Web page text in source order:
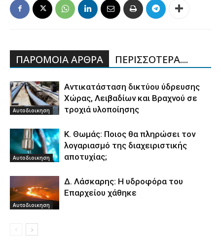
ΠΑΡΟΜΟΙΑ ΑΡΘΡΑ ΠΕΡΙΣΣΟΤΕΡΑ....
Αυτοδιοικηση
Aντικατάσταση δικτύου ύδρευσης
Χώρας, Λειβαδίων και Βραχνού σε
τροχιά υλοποίησης
Αυτοδιοικηση
Κ. Θωμάς: Ποιος θα πληρώσει τον
λογαριασμό της διαχειριστικής
αποτυχίας;
Αυτοδιοικηση
Δ. Λάσκαρης: Η υδροφόρα του
Επαρχείου χάθηκε